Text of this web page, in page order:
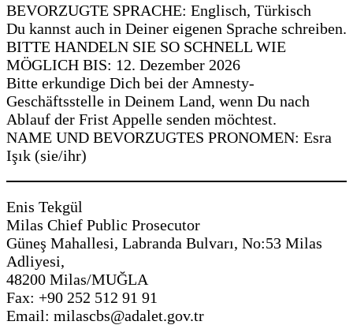
BEVORZUGTE SPRACHE: Englisch, Türkisch
Du kannst auch in Deiner eigenen Sprache schreiben.
BITTE HANDELN SIE SO SCHNELL WIE
MÖGLICH BIS: 12. Dezember 2026
Bitte erkundige Dich bei der Amnesty-
Geschäftsstelle in Deinem Land, wenn Du nach
Ablauf der Frist Appelle senden möchtest.
NAME UND BEVORZUGTES PRONOMEN: Esra
Işık (sie/ihr)
Enis Tekgül
Milas Chief Public Prosecutor
Güneş Mahallesi, Labranda Bulvarı, No:53 Milas
Adliyesi,
48200 Milas/MUĞLA
Fax: +90 252 512 91 91
Email: milascbs@adalet.gov.tr